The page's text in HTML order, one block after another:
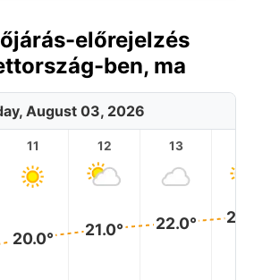
előrejelzés
ben, ma
August 03, 2026
11
20.0°
12
21.0°
13
22.0°